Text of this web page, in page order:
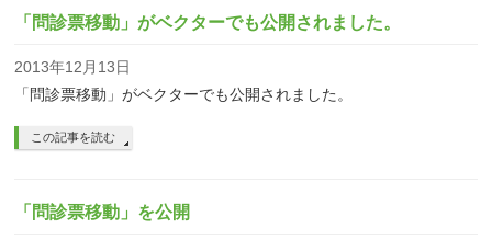
「問診票移動」がベクターでも公開されました。
2013年12月13日
「問診票移動」がベクターでも公開されました。
この記事を読む
「問診票移動」を公開